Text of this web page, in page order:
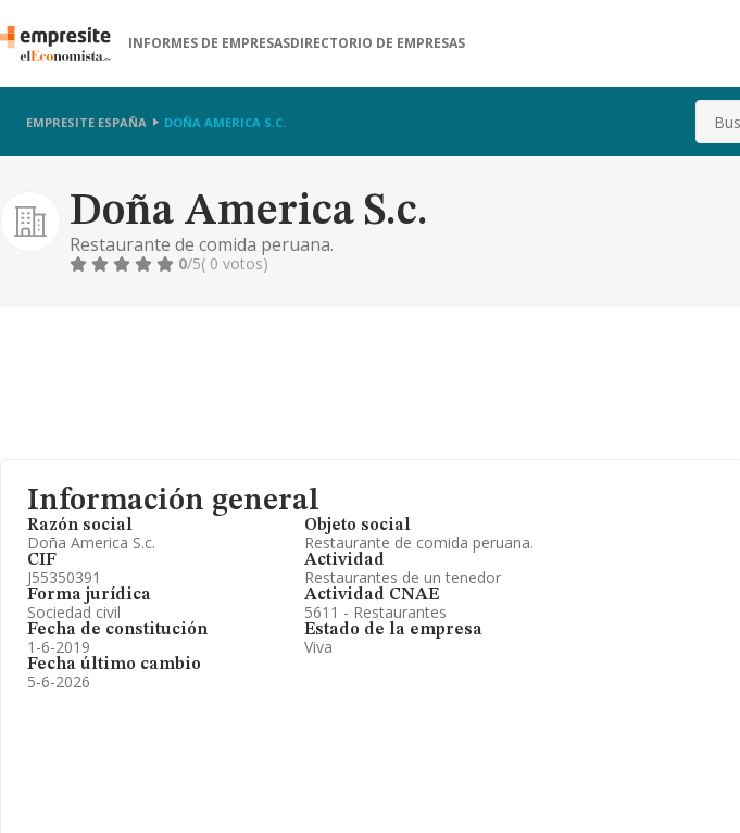
INFORMES DE EMPRESASDIRECTORIO DE EMPRESAS
EMPRESITE ESPAÑA DOÑA AMERICA S.C. Buscar
Doña America S.c.
Restaurante de comida peruana.
0/5( 0 votos)
Información general
Razón social
Doña America S.c.
CIF
J55350391
Forma jurídica
Sociedad civil
Fecha de constitución
1-6-2019
Fecha último cambio
5-6-2026
Objeto social
Restaurante de comida peruana.
Actividad
Restaurantes de un tenedor
Actividad CNAE
5611 - Restaurantes
Estado de la empresa
Viva